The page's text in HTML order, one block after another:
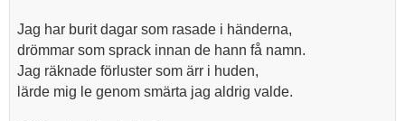
Jag har burit dagar som rasade i händerna,
drömmar som sprack innan de hann få namn.
Jag räknade förluster som ärr i huden,
lärde mig le genom smärta jag aldrig valde.